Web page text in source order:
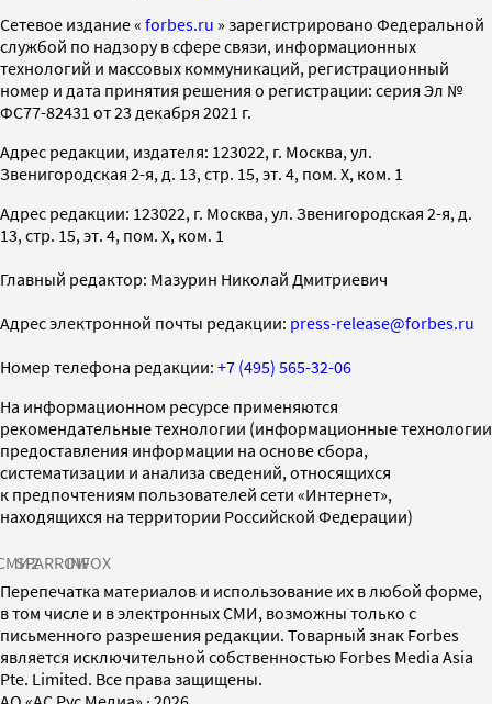
Cетевое издание « forbes.ru » зарегистрировано Федеральной
службой по надзору в сфере связи, информационных
технологий и массовых коммуникаций, регистрационный
номер и дата принятия решения о регистрации: серия Эл №
ФС77-82431 от 23 декабря 2021 г.
Адрес редакции, издателя: 123022, г. Москва, ул.
Звенигородская 2-я, д. 13, стр. 15, эт. 4, пом. X, ком. 1
Адрес редакции: 123022, г. Москва, ул. Звенигородская 2-я, д.
13, стр. 15, эт. 4, пом. X, ком. 1
Главный редактор: Мазурин Николай Дмитриевич
Адрес электронной почты редакции: press-release@forbes.ru
Номер телефона редакции: +7 (495) 565-32-06
На информационном ресурсе применяются
рекомендательные технологии (информационные технологии
предоставления информации на основе сбора,
систематизации и анализа сведений, относящихся
к предпочтениям пользователей сети «Интернет»,
находящихся на территории Российской Федерации)
SPARROWINFOX
Перепечатка материалов и использование их в любой форме,
в том числе и в электронных СМИ, возможны только с
письменного разрешения редакции. Товарный знак Forbes
является исключительной собственностью Forbes Media Asia
Pte. Limited. Все права защищены.